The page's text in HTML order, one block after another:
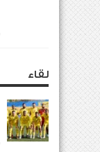
لقاء